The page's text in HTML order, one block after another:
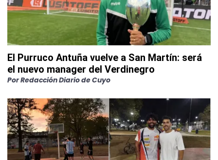
El Purruco Antuña vuelve a San Martín: será
el nuevo manager del Verdinegro
PorRedacción Diario de Cuyo